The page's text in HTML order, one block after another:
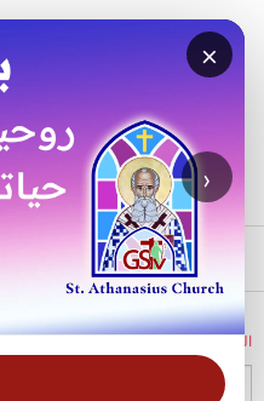
×
›
الرئيسية